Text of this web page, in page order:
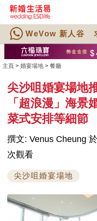
WeVow 新人谷
主頁 > 婚宴場地 > 餐廳
尖沙咀婚宴場地
「超浪漫」海景
菜式安排等細節
撰文: Venus Cheung
次觀看
尖沙咀婚宴場地